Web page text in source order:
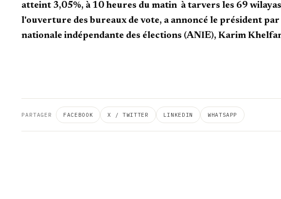
atteint 3,05%, à 10 heures du matin à tarvers les 69
l'ouverture des bureaux de vote, a annoncé le président
nationale indépendante des élections (ANIE), Karim
PARTAGER FACEBOOK X / TWITTER LINKEDIN WHATSAPP